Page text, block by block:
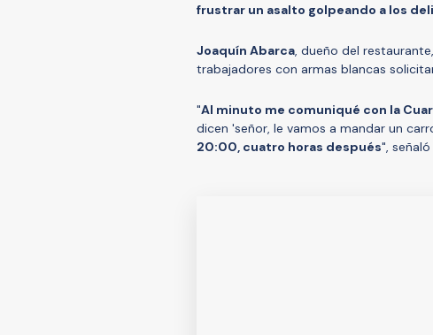
frustrar un asalto golpeando a los
Joaquín Abarca, dueño del
trabajadores con armas blancas
"Al minuto me comuniqué con la
dicen 'señor, le vamos a mandar un
20:00, cuatro horas después",